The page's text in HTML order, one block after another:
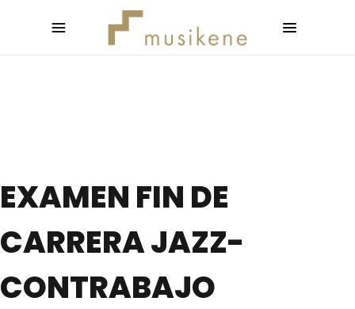
EXAMEN FIN DE
CARRERA JAZZ-
CONTRABAJO